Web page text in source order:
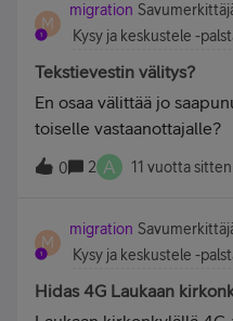
takuita vai miitä?
M
migration
Kysy ja keskustele -
Tekstievestin välitys?
En osaa välittää jo
toiselle vastaanottajalle?
0 2 A 11 vuotta sitten
M
migration
Kysy ja keskustele -
Hidas 4G Laukaan